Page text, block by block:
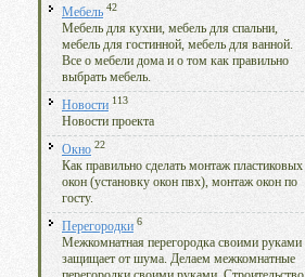
Мебель 42
Мебель для кухни, мебель для спальни,
мебель для гостинной, мебель для ванной.
Все о мебели дома и о том как правильно
выбрать мебель.
Новости 113
Новости проекта
Окно 22
Как правильно сделать монтаж пластиковых
окон (установку окон пвх), монтаж окон по
госту.
Перегородки 6
Межкомнатная перегородка своими руками
защищает от шума. Делаем межкомнатные